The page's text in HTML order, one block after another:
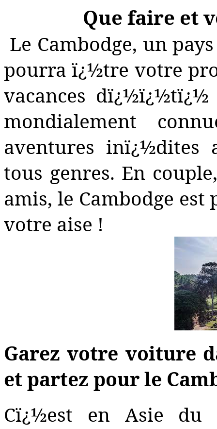
Que faire et
Le Cambodge, un
pourra ï¿½tre votre
vacances dï¿½ï¿½tï¿½
mondialement
aventures inï¿½dites
tous genres. En
amis, le Cambodge
votre aise !
Garez votre voiture
et partez pour le
Cï¿½est en Asie du